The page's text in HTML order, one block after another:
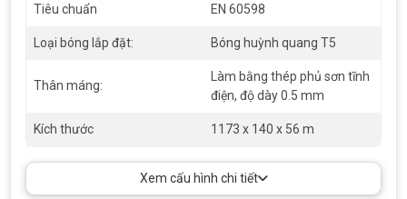
Tiêu chuẩn EN 60598
Loại bóng lắp đặt: Bóng huỳnh quang T5
Thân máng:
Làm bằng thép phủ sơn tĩnh
điện, độ dày 0.5 mm
Kích thước 1173 x 140 x 56 m
Xem cấu hình chi tiết